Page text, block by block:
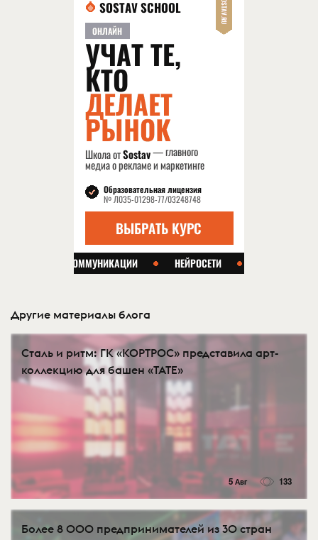
Другие материалы блога
Сталь и ритм: ГК «КОРТРОС» представила арт-
коллекцию для башен «TATE»
5 Авг 133
Более 8 000 предпринимателей из 30 стран